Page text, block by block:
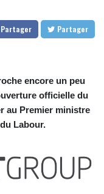
Partager Partager
encore un peu
officielle du
au Premier ministre
Labour.